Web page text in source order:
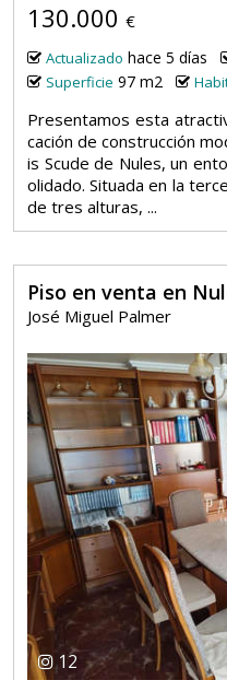
130.000 €
Actualizado hace 5 días
Superficie 97 m2
Presentamos esta
cación de construcción
is Scude de Nules, un
olidado. Situada en la
de tres alturas, ...
Piso en venta en
José Miguel Palmer
12